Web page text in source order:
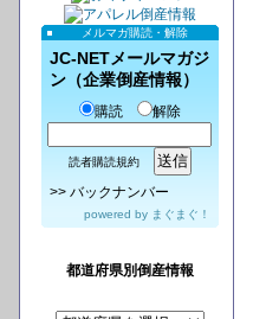
メルマガ購読・解除
JC-NETメールマガジ
ン（企業倒産情報）
購読 解除
読者購読規約
>> バックナンバー
powered by まぐまぐ！
都道府県別倒産情報